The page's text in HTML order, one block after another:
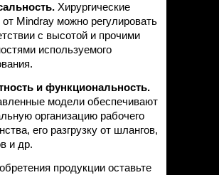
Хирургические
от Mindray можно регулировать
с высотой и прочими
используемого
и функциональность.
модели обеспечивают
организацию рабочего
его разгрузку от шлангов,
и др.
продукции оставьте